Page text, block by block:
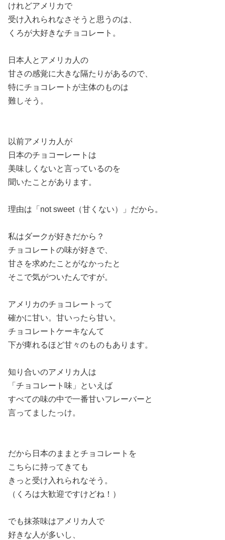
けれどアメリカで
受け入れられなさそうと思うのは、
くろが大好きなチョコレート。
日本人とアメリカ人の
甘さの感覚に大きな隔たりがあるので、
特にチョコレートが主体のものは
難しそう。
以前アメリカ人が
日本のチョコーレートは
美味しくないと言っているのを
聞いたことがあります。
理由は「not sweet（甘くない）」だから。
私はダークが好きだから？
チョコレートの味が好きで、
甘さを求めたことがなかったと
そこで気がついたんですが。
アメリカのチョコレートって
確かに甘い。甘いったら甘い。
チョコレートケーキなんて
下が痺れるほど甘々のものもあります。
知り合いのアメリカ人は
「チョコレート味」といえば
すべての味の中で一番甘いフレーバーと
言ってましたっけ。
だから日本のままとチョコレートを
こちらに持ってきても
きっと受け入れられなそう。
（くろは大歓迎ですけどね！）
でも抹茶味はアメリカ人で
好きな人が多いし、